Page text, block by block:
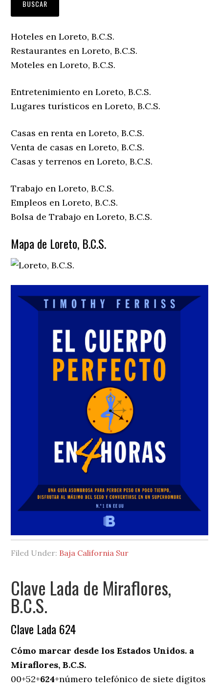
Hoteles en Loreto, B.C.S.
Restaurantes en Loreto, B.C.S.
Moteles en Loreto, B.C.S.
Entretenimiento en Loreto, B.C.S.
Lugares turísticos en Loreto, B.C.S.
Casas en renta en Loreto, B.C.S.
Venta de casas en Loreto, B.C.S.
Casas y terrenos en Loreto, B.C.S.
Trabajo en Loreto, B.C.S.
Empleos en Loreto, B.C.S.
Bolsa de Trabajo en Loreto, B.C.S.
Mapa de Loreto, B.C.S.
Filed Under: Baja California Sur
Clave Lada de Miraflores,
B.C.S.
Clave Lada 624
Cómo marcar desde los Estados Unidos. a
Miraflores, B.C.S.
00+52+624+número telefónico de siete dígitos